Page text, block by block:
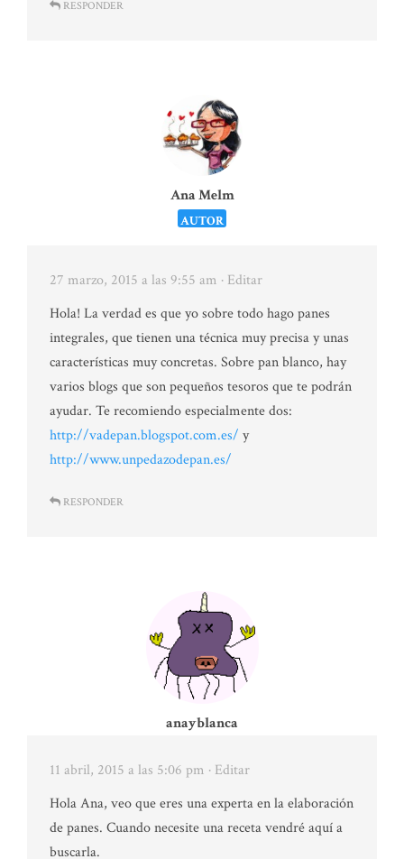
RESPONDER
Ana Melm
AUTOR
27 marzo, 2015 a las 9:55 am · Editar
Hola! La verdad es que yo sobre todo hago panes
integrales, que tienen una técnica muy precisa y unas
características muy concretas. Sobre pan blanco, hay
varios blogs que son pequeños tesoros que te podrán
ayudar. Te recomiendo especialmente dos:
http://vadepan.blogspot.com.es/ y
http://www.unpedazodepan.es/
RESPONDER
anayblanca
11 abril, 2015 a las 5:06 pm · Editar
Hola Ana, veo que eres una experta en la elaboración
de panes. Cuando necesite una receta vendré aquí a
buscarla.